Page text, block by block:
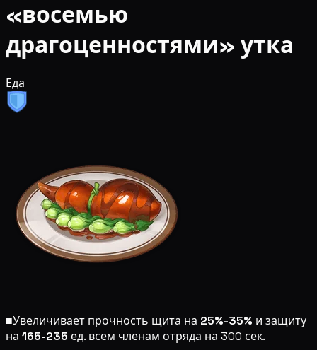
«восемью
драгоценностями» утка
Еда
■Увеличивает прочность щита на 25%-35% и защиту
на 165-235 ед. всем членам отряда на 300 сек.